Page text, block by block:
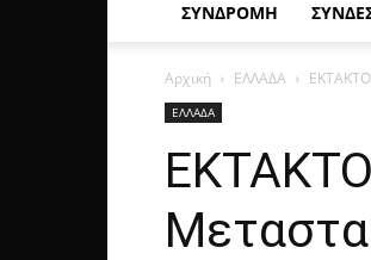
ΣΥΝΔΡΟΜΗ
Αρχική ΕΛΛΑΔΑ ΕΚΤΑΚΤΟ
ΕΛΛΑΔΑ